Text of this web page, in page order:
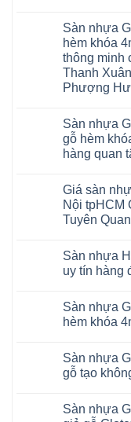
Floor
nhập
khẩu
Malaysia
14
AI
RUM
AI
35
AI
AI
37
AI
dày
12mm
to
tại
Hà
Nội
Xuân
Thanh
Trì
Cầu
Giấy
Tây
Hồ
Yên
TpHCM
bình
luận
ở
Sửa
sàn
nhựa
giả
khóa
4mm
6mm
đế
cao
charm
wood
hobiwood
kosmos
mikado
4mm
6mm
thợ
Sửa
sàn
nhiêu
1m2
tại
Dương
Đà
Sàn nhựa
hèm khóa
thông minh
Thanh
Phượng
bình
luận
ở
Sàn
và
Sàn
nhựa
Hobiwood
giả
khóa
4mm
6mm
su
có
hèm
minh
chống
cong
ngót
Gia
Sàn nhựa
gỗ hèm
hàng quan
bình
luận
ở
Sàn
và
Sàn
nhựa
giả
gỗ
hèm
thị
trường
rộng
khách
hàng
Giá sàn
Nội tpHCM
Tuyên
bình
luận
ở
nhựa
Hobiwood
4mm
cao
Hà
Quảng
Ninh
Sàn nhựa
uy tín hàng
bình
luận
ở
Hobiwood
4mm
6mm
hèm
khóa
Sàn nhựa
hèm khóa
bình
luận
ở
Glotex
Sàn nhựa
gỗ tạo
bình
luận
Sàn nhựa